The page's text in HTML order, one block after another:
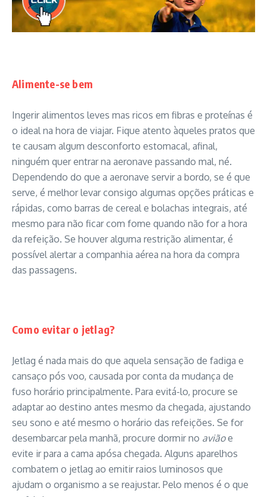
Alimente-se bem
Ingerir alimentos leves mas ricos em fibras e proteínas é
o ideal na hora de viajar. Fique atento àqueles pratos que
te causam algum desconforto estomacal, afinal,
ninguém quer entrar na aeronave passando mal, né.
Dependendo do que a aeronave servir a bordo, se é que
serve, é melhor levar consigo algumas opções práticas e
rápidas, como barras de cereal e bolachas integrais, até
mesmo para não ficar com fome quando não for a hora
da refeição. Se houver alguma restrição alimentar, é
possível alertar a companhia aérea na hora da compra
das passagens.
Como evitar o jetlag?
Jetlag é nada mais do que aquela sensação de fadiga e
cansaço pós voo, causada por conta da mudança de
fuso horário principalmente. Para evitá-lo, procure se
adaptar ao destino antes mesmo da chegada, ajustando
seu sono e até mesmo o horário das refeições. Se for
desembarcar pela manhã, procure dormir no aviãoe
evite ir para a cama apósa chegada. Alguns aparelhos
combatem o jetlag ao emitir raios luminosos que
ajudam o organismo a se reajustar. Pelo menos é o que